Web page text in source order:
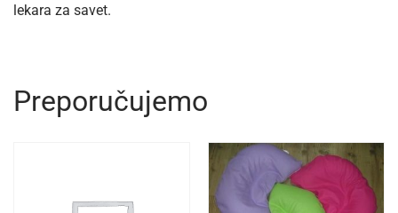
lekara za savet.
Preporučujemo